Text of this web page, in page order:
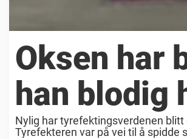
Oksen har
han blodig
Nylig har tyrefektingsverdenen
Tyrefekteren var på vei til å spidde